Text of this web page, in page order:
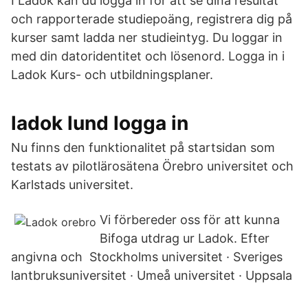
och rapporterade studiepoäng, registrera dig på
kurser samt ladda ner studieintyg. Du loggar in
med din datoridentitet och lösenord. Logga in i
Ladok Kurs- och utbildningsplaner.
ladok lund logga in
Nu finns den funktionalitet på startsidan som
testats av pilotlärosätena Örebro universitet och
Karlstads universitet.
Vi förbereder oss för att kunna
Bifoga utdrag ur Ladok. Efter
angivna och Stockholms universitet · Sveriges
lantbruksuniversitet · Umeå universitet · Uppsala